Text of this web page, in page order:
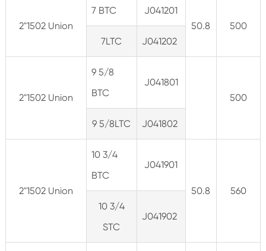
2"1502 Union
7 BTC
J041201
50.8
500
7LTC
J041202
2"1502 Union
9 5/8
BTC
J041801
500
9 5/8LTC J041802
2"1502 Union
10 3/4
BTC
J041901
50.8
560
10 3/4
STC
J041902